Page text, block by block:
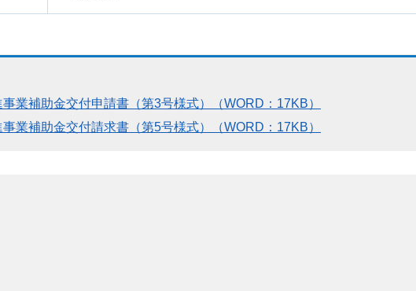
業補助金交付申請書（第3号様式）（WORD：17KB）
業補助金交付請求書（第5号様式）（WORD：17KB）